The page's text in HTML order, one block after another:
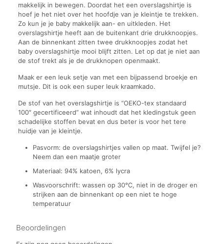
makkelijk in bewegen. Doordat het een overslagshirtje is
hoef je het niet over het hoofdje van je kleintje te trekken.
Zo kun je je baby makkelijk aan- en uitkleden. Het
overslagshirtje heeft aan de buitenkant drie drukknoopjes.
Aan de binnenkant zitten twee drukknoopjes zodat het
baby overslagshirtje mooi blijft zitten. Let op dat je niet aan
de stof trekt als je de drukknopen openmaakt.
Maak er een leuk setje van met een bijpassend broekje en
mutsje. Dit is ook een super leuk kraamkado.
De stof van het overslagshirtje is “OEKO-tex standaard
100″ gecertificeerd” wat inhoudt dat het kledingstuk geen
schadelijke stoffen bevat en dus beter is voor het tere
huidje van je kleintje.
Pasvorm: de overslagshirtjes vallen op maat. Twijfel je?
Neem dan een maatje groter
Materiaal: 94% katoen, 6% lycra
Wasvoorschrift: wassen op 30℃, niet in de droger en
strijken aan de binnenkant op een niet te hoge
temperatuur
Beoordelingen